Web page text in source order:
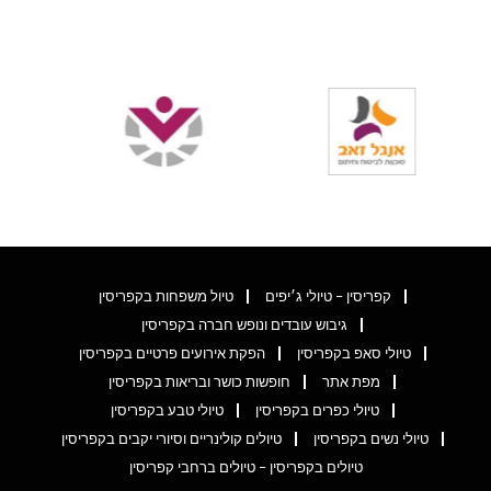
טיול משפחות בקפריסין
קפריסין – טיולי ג׳יפים
גיבוש עובדים ונופש חברה בקפריסין
הפקת אירועים פרטיים בקפריסין
טיולי סאפ בקפריסין
חופשות כושר ובריאות בקפריסין
מפת אתר
טיולי טבע בקפריסין
טיולי כפרים בקפריסין
טיולים קולינריים וסיורי יקבים בקפריסין
טיולי נשים בקפריסין
טיולים בקפריסין – טיולים ברחבי קפריסין